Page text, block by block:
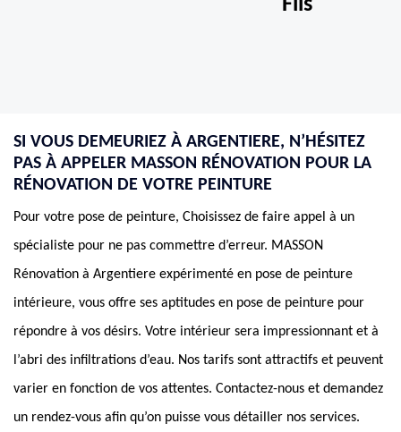
Fils
SI VOUS DEMEURIEZ À ARGENTIERE, N’HÉSITEZ
PAS À APPELER MASSON RÉNOVATION POUR LA
RÉNOVATION DE VOTRE PEINTURE
Pour votre pose de peinture, Choisissez de faire appel à un
spécialiste pour ne pas commettre d’erreur. MASSON
Rénovation à Argentiere expérimenté en pose de peinture
intérieure, vous offre ses aptitudes en pose de peinture pour
répondre à vos désirs. Votre intérieur sera impressionnant et à
l’abri des infiltrations d’eau. Nos tarifs sont attractifs et peuvent
varier en fonction de vos attentes. Contactez-nous et demandez
un rendez-vous afin qu’on puisse vous détailler nos services.